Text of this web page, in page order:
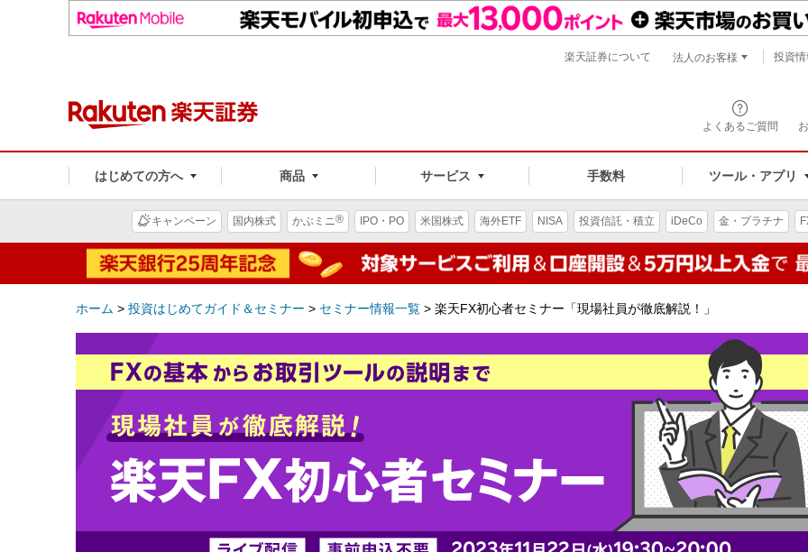
よくあるご質問
はじめての方へ 商品 サービス 手数料 ツール・アプリ
楽天証券について 法人のお客様 投資
キャンペーン 国内株式 かぶミニ® IPO・PO 米国株式 海外ETF NISA 投資信託・積立 iDeCo 金・プラチナ
ホーム > 投資はじめてガイド＆セミナー > セミナー情報一覧 > 楽天FX初心者セミナー「現場社員が徹底解説！」